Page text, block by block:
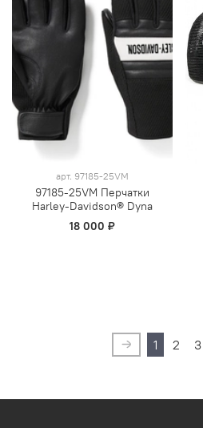
арт. 97185-25VM
97185-25VM Перчатки
Harley-Davidson® Dyna
18 000 ₽
1 2 3